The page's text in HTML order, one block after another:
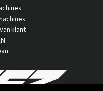
klant